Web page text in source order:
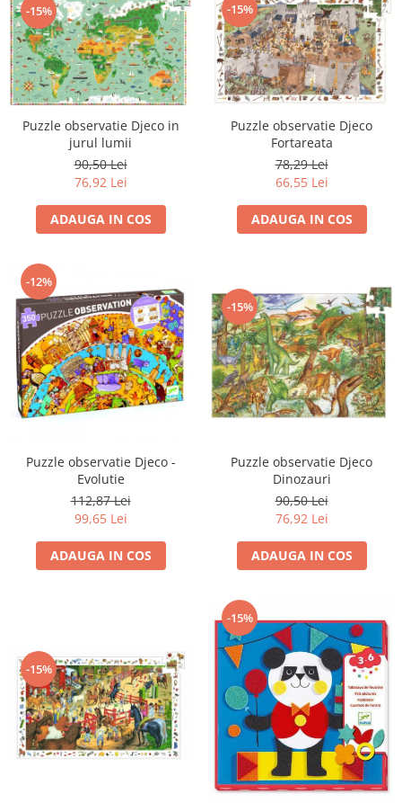
-15%
Puzzle observatie Djeco in
jurul lumii
90,50 Lei
76,92 Lei
ADAUGA IN COS
-15%
Puzzle observatie Djeco
Fortareata
78,29 Lei
66,55 Lei
ADAUGA IN COS
-12%
Puzzle observatie Djeco -
Evolutie
112,87 Lei
99,65 Lei
ADAUGA IN COS
-15%
Puzzle observatie Djeco
Dinozauri
90,50 Lei
76,92 Lei
ADAUGA IN COS
-15%
-15%